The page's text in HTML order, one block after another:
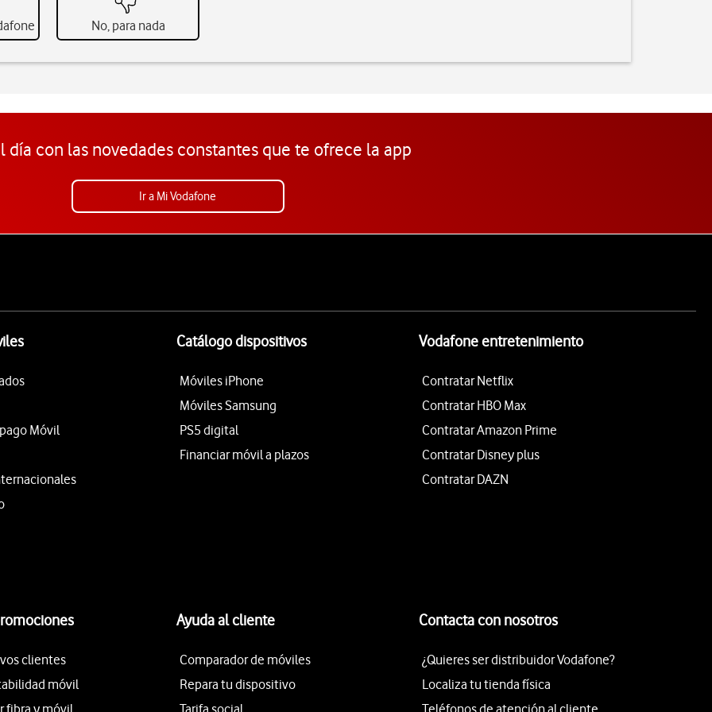
No, para nada
día con las novedades constantes que te ofrece la app
Ir a Mi Vodafone
Móvil
Catálogo dispositivos
Móviles iPhone
Móviles Samsung
PS5 digital
Financiar móvil a plazos
Vodafone entretenimiento
Contratar Netflix
Contratar HBO Max
Contratar Amazon Prime
Contratar Disney plus
Contratar DAZN
clientes
móvil
fibra y móvil
Ayuda al cliente
Comparador de móviles
Repara tu dispositivo
Tarifa social
Contacta con nosotros
¿Quieres ser distribuidor Vodafone?
Localiza tu tienda física
Teléfonos de atención al cliente